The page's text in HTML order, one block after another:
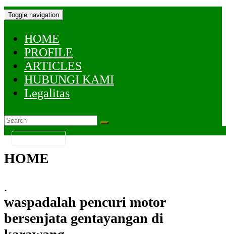
Toggle navigation
HOME
PROFILE
ARTICLES
HUBUNGI KAMI
Legalitas
KATEGORI
HOME
.
waspadalah pencuri motor
bersenjata gentayangan di